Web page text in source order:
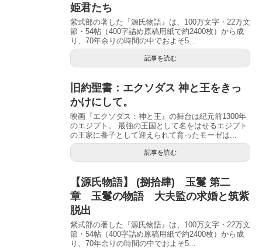
姫君たち
紫式部の著した『源氏物語』は、100万文字・22万文
節・54帖（400字詰め原稿用紙で約2400枚）から成
り、70年余りの時間の中でおよそ5...
記事を読む
旧約聖書：エクソダス 神と王をきっ
かけにして。
映画『エクソダス：神と王』の舞台は紀元前1300年
のエジプト。 最強の王国として名をはせるエジプト
の王家に養子として迎えられて育ったモーゼは...
記事を読む
【源氏物語】 (捌拾肆) 玉鬘 第二
章 玉鬘の物語 大夫監の求婚と筑紫
脱出
紫式部の著した『源氏物語』は、100万文字・22万文
節・54帖（400字詰め原稿用紙で約2400枚）から成
り、70年余りの時間の中でおよそ5...